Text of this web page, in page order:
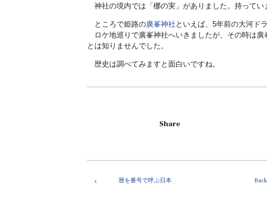
神社の境内では「梛の実」がありました。持ってい
ところで姫路の廣峯神社といえば、5年前の大河ド
ロケ地巡りで廣峯神社へいきましたが、その時は
とは知りませんでした。
歴史は調べてみますと面白いですね。
Share
暦を番号で呼ぶ日本 Back